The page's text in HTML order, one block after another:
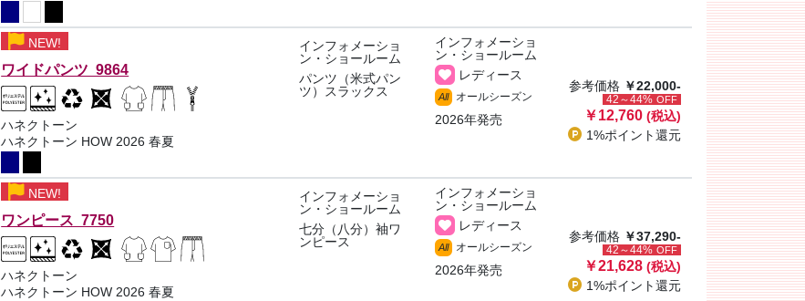
NEW!
ワイドパンツ 9864
ハネクトーン
ハネクトーン HOW 2026 春夏
インフォメーショ
ン・ショールーム
パンツ（米式パン
ツ）スラックス
インフォメーショ
ン・ショールーム
レディース
All オールシーズン
2026年発売
参考価格 ￥22,000-
42～44% OFF
￥12,760 (税込)
1%ポイント還元
NEW!
ワンピース 7750
ハネクトーン
ハネクトーン HOW 2026 春夏
インフォメーショ
ン・ショールーム
七分（八分）袖ワ
ンピース
インフォメーショ
ン・ショールーム
レディース
All オールシーズン
2026年発売
参考価格 ￥37,290-
42～44% OFF
￥21,628 (税込)
1%ポイント還元